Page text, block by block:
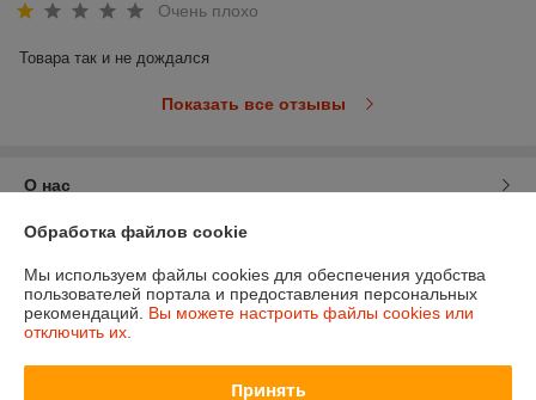
Очень плохо
Товара так и не дождался
Показать все отзывы
О нас
Контакты
Доставка и оплата
Обработка файлов cookie
Мы используем файлы cookies для обеспечения удобства
пользователей портала и предоставления персональных
рекомендаций. Вы можете настроить файлы cookies или
отключить их.
Принять